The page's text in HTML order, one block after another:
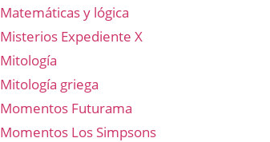
Matemáticas y lógica
Misterios Expediente X
Mitología
Mitología griega
Momentos Futurama
Momentos Los Simpsons